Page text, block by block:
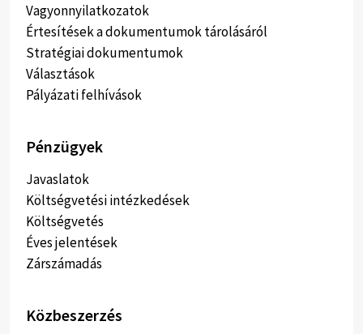
Vagyonnyilatkozatok
Értesítések a dokumentumok tárolásáról
Stratégiai dokumentumok
Választások
Pályázati felhívások
Pénzügyek
Javaslatok
Költségvetési intézkedések
Költségvetés
Éves jelentések
Zárszámadás
Közbeszerzés